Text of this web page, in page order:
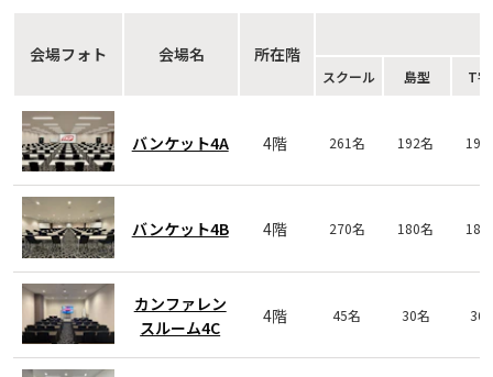
会場フォト 会場名 所在階
スクール 島型 T
バンケット4A 4階 261名 192名 198
バンケット4B 4階 270名 180名 189
カンファレン
スルーム4C
4階 45名 30名 36